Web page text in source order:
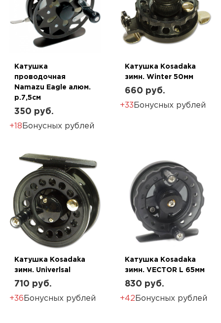
Катушка
проводочная
Namazu Eagle алюм.
р.7,5см
350 руб.
+18 Бонусных рублей
Катушка Kosadaka
зимн. Winter 50мм
660 руб.
+33 Бонусных рублей
Катушка Kosadaka
зимн. Univerlsal
710 руб.
+36 Бонусных рублей
Катушка Kosadaka
зимн. VECTOR L 65мм
830 руб.
+42 Бонусных рублей